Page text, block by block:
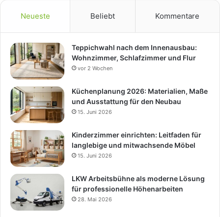
Neueste Beliebt Kommentare
Teppichwahl nach dem Innenausbau:
Wohnzimmer, Schlafzimmer und Flur
vor 2 Wochen
Küchenplanung 2026: Materialien, Maße
und Ausstattung für den Neubau
15. Juni 2026
Kinderzimmer einrichten: Leitfaden für
langlebige und mitwachsende Möbel
15. Juni 2026
LKW Arbeitsbühne als moderne Lösung
für professionelle Höhenarbeiten
28. Mai 2026